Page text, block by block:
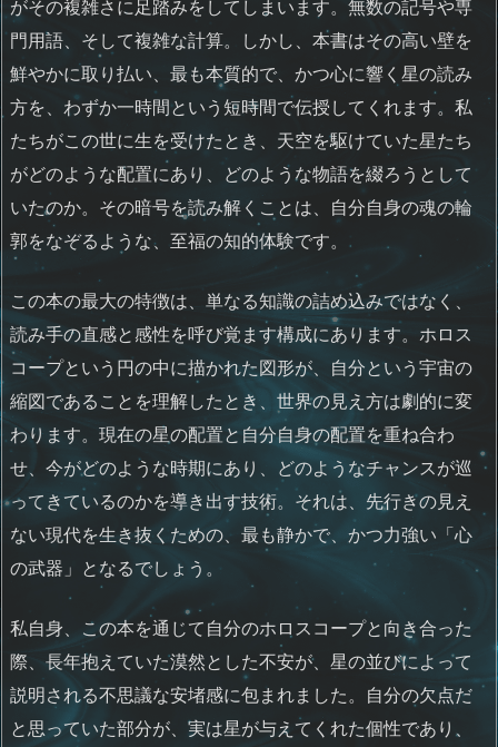
がその複雑さに足踏みをしてしまいます。無数の記号や専
門用語、そして複雑な計算。しかし、本書はその高い壁を
鮮やかに取り払い、最も本質的で、かつ心に響く星の読み
方を、わずか一時間という短時間で伝授してくれます。私
たちがこの世に生を受けたとき、天空を駆けていた星たち
がどのような配置にあり、どのような物語を綴ろうとして
いたのか。その暗号を読み解くことは、自分自身の魂の輪
郭をなぞるような、至福の知的体験です。
この本の最大の特徴は、単なる知識の詰め込みではなく、
読み手の直感と感性を呼び覚ます構成にあります。ホロス
コープという円の中に描かれた図形が、自分という宇宙の
縮図であることを理解したとき、世界の見え方は劇的に変
わります。現在の星の配置と自分自身の配置を重ね合わ
せ、今がどのような時期にあり、どのようなチャンスが巡
ってきているのかを導き出す技術。それは、先行きの見え
ない現代を生き抜くための、最も静かで、かつ力強い「心
の武器」となるでしょう。
私自身、この本を通じて自分のホロスコープと向き合った
際、長年抱えていた漠然とした不安が、星の並びによって
説明される不思議な安堵感に包まれました。自分の欠点だ
と思っていた部分が、実は星が与えてくれた個性であり、